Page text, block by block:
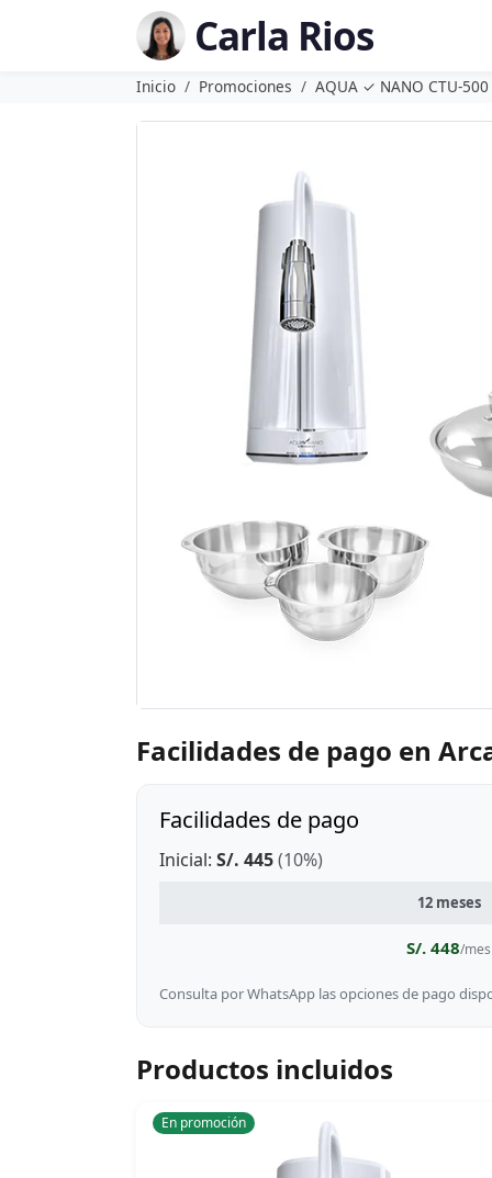
Carla Rios
Inicio Promociones AQUA ✓ NANO CTU-500
Facilidades de pago en
Facilidades de pago
Inicial: S/. 445(10%)
12 meses
S/. 448/mes
Consulta por WhatsApp las opciones de pago
Productos incluidos
En promoción